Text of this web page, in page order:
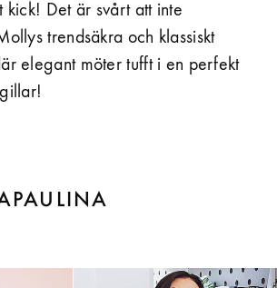
kick! Det är svårt att inte
trend­säkra och klassiskt
elegant möter tufft i en perfekt